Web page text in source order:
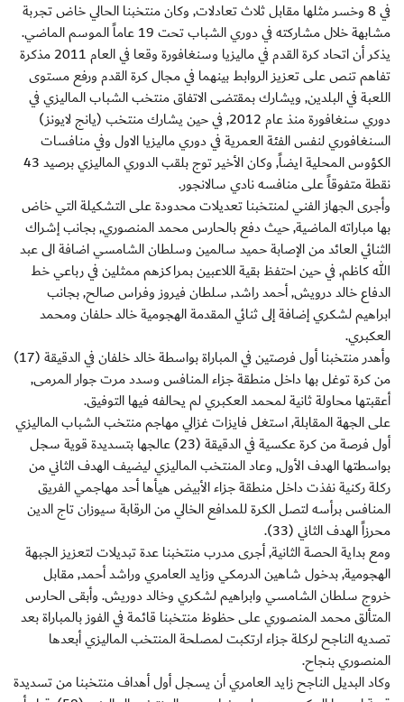
في 8 وخسر مثلها مقابل ثلاث تعادلات, وكان منتخبنا الحالي خاض تجربة
مشابهة خلال مشاركته في دوري الشباب تحت 19 عاماً الموسم الماضي.
يذكر أن اتحاد كرة القدم في ماليزيا وسنغافورة وقعا في العام 2011 مذكرة
تفاهم تنص على تعزيز الروابط بينهما في مجال كرة القدم ورفع مستوى
اللعبة في البلدين, ويشارك بمقتضى الاتفاق منتخب الشباب الماليزي في
دوري سنغافورة منذ عام 2012, في حين يشارك منتخب (يانج لايونز)
السنغافوري لنفس الفئة العمرية في دوري ماليزيا الاول وفي منافسات
الكؤوس المحلية ايضاً, وكان الأخير توج بلقب الدوري الماليزي برصيد 43
نقطة متفوقاً على منافسه نادي سالانجور.
وأجرى الجهاز الفني لمنتخبنا تعديلات محدودة على التشكيلة التي خاض
بها مباراته الماضية, حيث دفع بالحارس محمد المنصوري, بجانب إشراك
الثنائي العائد من الإصابة حميد سالمين وسلطان الشامسي اضافة الى عبد
الله كاظم, في حين احتفظ بقية اللاعبين بمراكزهم ممثلين في رباعي خط
الدفاع خالد درويش, أحمد راشد, سلطان فيروز وفراس صالح, بجانب
ابراهيم لشكري إضافة إلى ثنائي المقدمة الهجومية خالد حلفان ومحمد
العكبري.
وأهدر منتخبنا أول فرصتين في المباراة بواسطة خالد خلفان في الدقيقة (17)
من كرة توغل بها داخل منطقة جزاء المنافس وسدد مرت جوار المرمى,
أعقبتها محاولة ثانية لمحمد العكبري لم يحالفه فيها التوفيق.
على الجهة المقابلة, استغل فايزات غزالي مهاجم منتخب الشباب الماليزي
أول فرصة من كرة عكسية في الدقيقة (23) عالجها بتسديدة قوية سجل
بواسطتها الهدف الأول, وعاد المنتخب الماليزي ليضيف الهدف الثاني من
ركلة ركنية نفذت داخل منطقة جزاء الأبيض هيأها أحد مهاجمي الفريق
المنافس برأسه لتصل الكرة للمدافع الخالي من الرقابة سيوزان تاج الدين
محرزاً الهدف الثاني (33).
ومع بداية الحصة الثانية, أجرى مدرب منتخبنا عدة تبديلات لتعزيز الجبهة
الهجومية, بدخول شاهين الدرمكي وزايد العامري وراشد أحمد, مقابل
خروج سلطان الشامسي وابراهيم لشكري وخالد دوريش. وأبقى الحارس
المتألق محمد المنصوري على حظوظ منتخبنا قائمة في الفوز بالمباراة بعد
تصديه الناجح لركلة جزاء ارتكبت لمصلحة المنتخب الماليزي أبعدها
المنصوري بنجاح.
وكاد البديل الناجح زايد العامري أن يسجل أول أهداف منتخبنا من تسديدة